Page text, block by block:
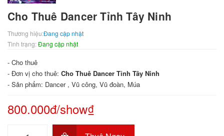
Cho Thuê Dancer Tỉnh Tây Ninh
Thương hiệu:Đang cập nhật
Tình trạng:Đang cập nhật
- Cho thuê
- Đơn vị cho thuê: Cho Thuê Dancer Tỉnh Tây Ninh
- Sản phẩm: Dancer , Vũ công, Vũ đoàn, Múa
800.000đ/show₫